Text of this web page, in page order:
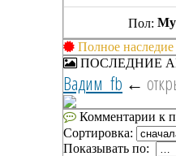
Пол:
Полное
ПОСЛЕДНИЕ
Вадим_fb ←
Комментарии к
Сортировка:
Показывать по: